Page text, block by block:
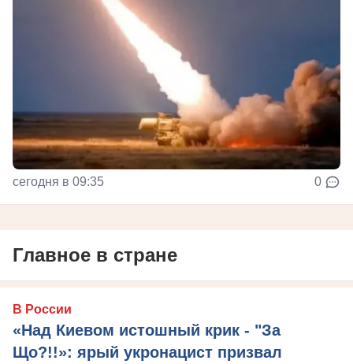
сегодня в 09:35 0
Главное в стране
В России
«Над Киевом истошный крик - "За
Що?!!»: ярый укронацист призвал